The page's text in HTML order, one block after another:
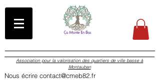
Association pour la valorisation des quartiers de ville basse à
Montauban
Nous écrire contact@cmeb82.fr